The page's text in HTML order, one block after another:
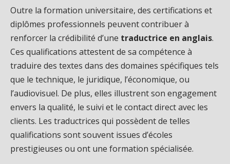
Outre la formation universitaire, des certifications et
diplômes professionnels peuvent contribuer à
renforcer la crédibilité d’une traductrice en anglais.
Ces qualifications attestent de sa compétence à
traduire des textes dans des domaines spécifiques tels
que le technique, le juridique, l’économique, ou
l’audiovisuel. De plus, elles illustrent son engagement
envers la qualité, le suivi et le contact direct avec les
clients. Les traductrices qui possèdent de telles
qualifications sont souvent issues d’écoles
prestigieuses ou ont une formation spécialisée.